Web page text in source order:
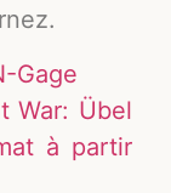
Gage
War: Übel
à partir